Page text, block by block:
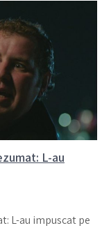
L-au
L-au impuscat pe